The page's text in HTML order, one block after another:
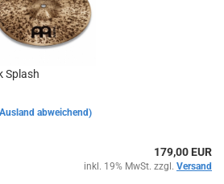
Splash
abweichend)
179,00 EUR
inkl. 19% MwSt. zzgl. Versand